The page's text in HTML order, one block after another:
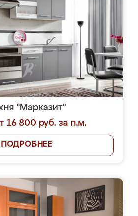
"Марказит"
16 800 руб. за п.м.
ПОДРОБНЕЕ